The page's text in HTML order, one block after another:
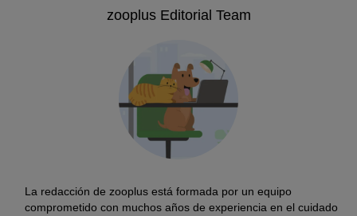
zooplus Editorial Team
La redacción de zooplus está formada por un equipo
comprometido con muchos años de experiencia en el cuidado